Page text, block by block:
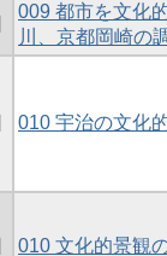
009 都市を文化
川、京都岡崎の
010 宇治の文化
010 文化的景観